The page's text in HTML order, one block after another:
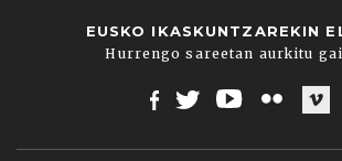
EUSKO IKASKUNTZAREKIN
Hurrengo sareetan aurkitu